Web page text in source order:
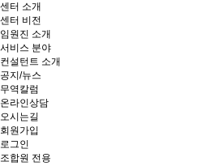
센터 소개
센터 비전
임원진 소개
서비스 분야
컨설턴트 소개
공지/뉴스
무역칼럼
온라인상담
오시는길
회원가입
로그인
조합원 전용